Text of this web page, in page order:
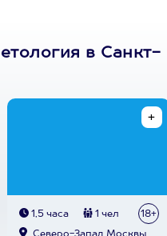
в Санкт-
1,5 часа 1 чел 18+